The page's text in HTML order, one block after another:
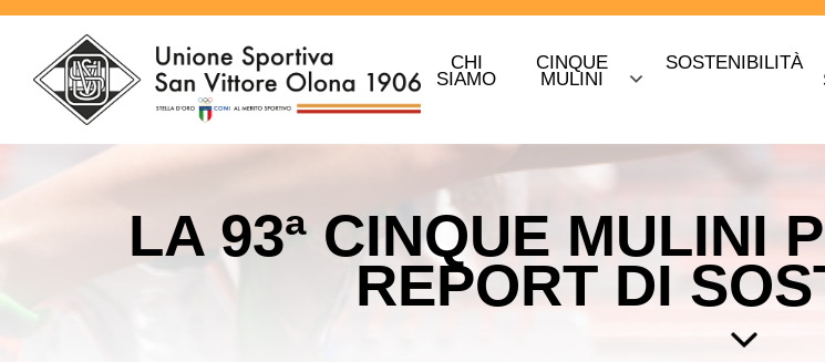
CHI
SIAMO
CINQUE
MULINI
SOSTENIBILITÀ
LA 93ª CINQUE MULINI
REPORT DI